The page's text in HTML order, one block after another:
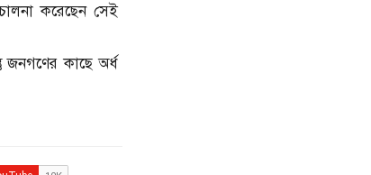
করেছেন সেই
জনগণের কাছে অর্ধ